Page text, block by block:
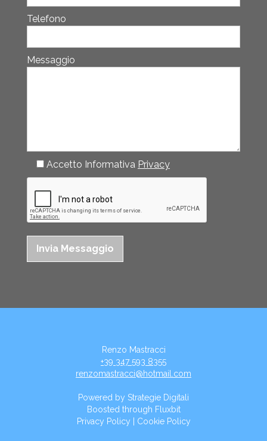
Telefono
Messaggio
Accetto Informativa Privacy
Renzo Mastracci
+39 347 593 8355
renzomastracci@hotmail.com
Powered by Strategie Digitali
Boosted through Fluxbit
Privacy Policy
Cookie Policy